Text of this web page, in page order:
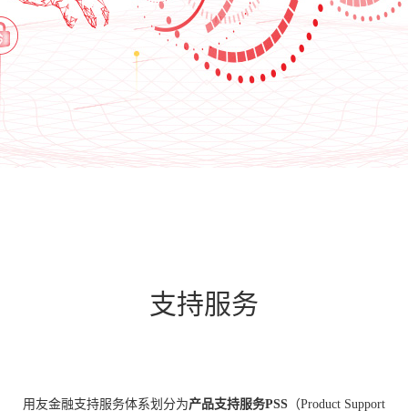
支持服务
用友金融支持服务体系划分为产品支持服务PSS （Product Support